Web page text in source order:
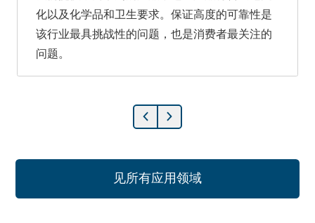
化以及化学品和卫生要求。保证高度的可靠性是
该行业最具挑战性的问题，也是消费者最关注的
问题。
见所有应用领域